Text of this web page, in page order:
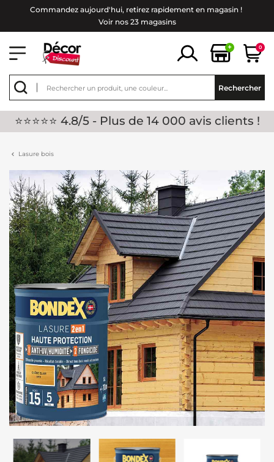
Commandez aujourd'hui, retirez rapidement en magasin !
Voir nos 23 magasins
+ 0
Rechercher
⭐⭐⭐⭐⭐ 4.8/5 - Plus de 14 000 avis clients !
Lasure bois